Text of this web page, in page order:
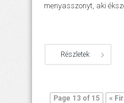
menyasszonyt, aki
Részletek
Page 13 of 15 «